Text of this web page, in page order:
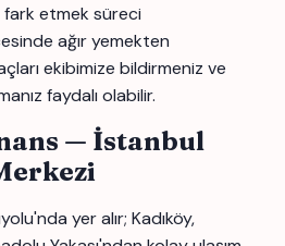
etmek süreci
ağır yemekten
ekibimize bildirmeniz ve
faydalı olabilir.
— İstanbul
yer alır; Kadıköy,